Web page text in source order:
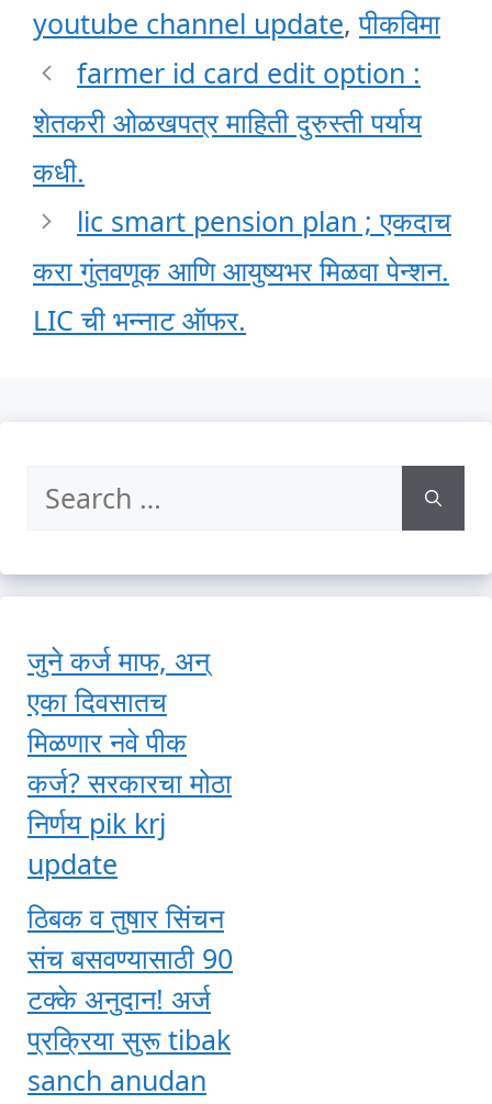
youtube channel update,पीकविमा
farmer id card edit option :
शेतकरी ओळखपत्र माहिती दुरुस्ती पर्याय
कधी.
lic smart pension plan ; एकदाच
करा गुंतवणूक आणि आयुष्यभर मिळवा पेन्शन.
LIC ची भन्नाट ऑफर.
Search
जुने कर्ज माफ, अन्
एका दिवसातच
मिळणार नवे पीक
कर्ज? सरकारचा मोठा
निर्णय pik krj
update
ठिबक व तुषार सिंचन
संच बसवण्यासाठी 90
टक्के अनुदान! अर्ज
प्रक्रिया सुरू tibak
sanch anudan